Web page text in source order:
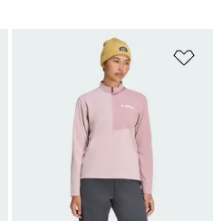
Dodaj do listy życzeń